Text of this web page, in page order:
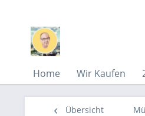
Home Wir Kaufen
Übersicht